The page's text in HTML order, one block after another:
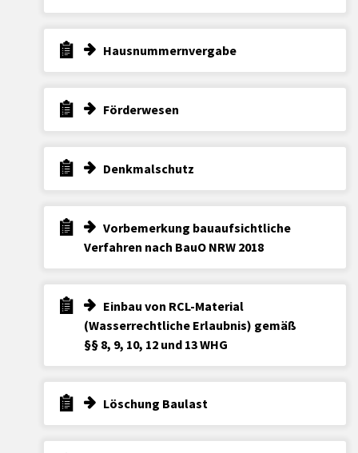
Hausnummernvergabe
Förderwesen
Denkmalschutz
Vorbemerkung bauaufsichtliche
Verfahren nach BauO NRW 2018
Einbau von RCL-Material
(Wasserrechtliche Erlaubnis) gemäß
§§ 8, 9, 10, 12 und 13 WHG
Löschung Baulast